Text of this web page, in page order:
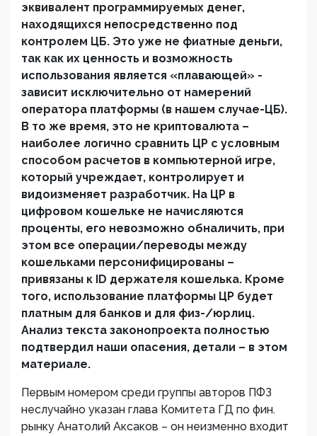
эквивалент программируемых денег,
находящихся непосредственно под
контролем ЦБ. Это уже не фиатные деньги,
так как их ценность и возможность
использования является «плавающей» -
зависит исключительно от намерений
оператора платформы (в нашем случае-ЦБ).
В то же время, это не криптовалюта –
наиболее логично сравнить ЦР с условным
способом расчетов в компьютерной игре,
который учреждает, контролирует и
видоизменяет разработчик. На ЦР в
цифровом кошельке не начисляются
проценты, его невозможно обналичить, при
этом все операции/переводы между
кошельками персонифицированы –
привязаны к ID держателя кошелька. Кроме
того, использование платформы ЦР будет
платным для банков и для физ-/юрлиц.
Анализ текста законопроекта полностью
подтвердил наши опасения, детали – в этом
материале.
Первым номером среди группы авторов ПФЗ
неслучайно указан глава Комитета ГД по фин.
рынку Анатолий Аксаков – он неизменно входит